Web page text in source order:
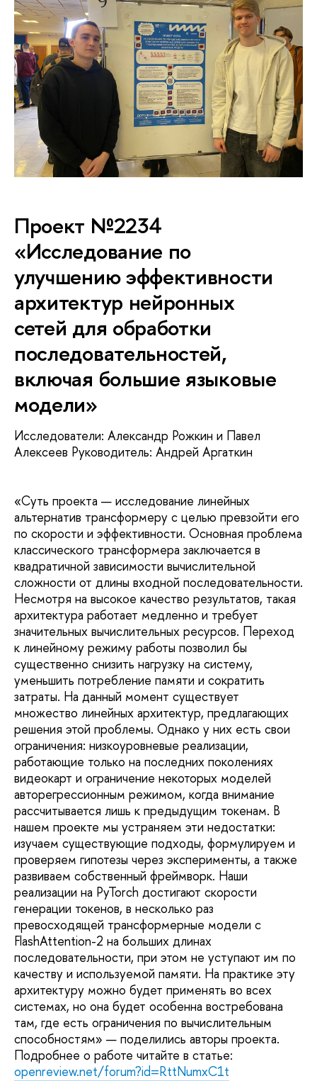
Проект №2234
«Исследование по
улучшению эффективности
архитектур нейронных
сетей для обработки
последовательностей,
включая большие языковые
модели»
Исследователи: Александр Рожкин и Павел
Алексеев Руководитель: Андрей Аргаткин
«Суть проекта — исследование линейных
альтернатив трансформеру с целью превзойти его
по скорости и эффективности. Основная проблема
классического трансформера заключается в
квадратичной зависимости вычислительной
сложности от длины входной последовательности.
Несмотря на высокое качество результатов, такая
архитектура работает медленно и требует
значительных вычислительных ресурсов. Переход
к линейному режиму работы позволил бы
существенно снизить нагрузку на систему,
уменьшить потребление памяти и сократить
затраты. На данный момент существует
множество линейных архитектур, предлагающих
решения этой проблемы. Однако у них есть свои
ограничения: низкоуровневые реализации,
работающие только на последних поколениях
видеокарт и ограничение некоторых моделей
авторегрессионным режимом, когда внимание
рассчитывается лишь к предыдущим токенам. В
нашем проекте мы устраняем эти недостатки:
изучаем существующие подходы, формулируем и
проверяем гипотезы через эксперименты, а также
развиваем собственный фреймворк. Наши
реализации на PyTorch достигают скорости
генерации токенов, в несколько раз
превосходящей трансформерные модели с
FlashAttention-2 на больших длинах
последовательности, при этом не уступают им по
качеству и используемой памяти. На практике эту
архитектуру можно будет применять во всех
системах, но она будет особенна востребована
там, где есть ограничения по вычислительным
способностям» — поделились авторы проекта.
Подробнее о работе читайте в статье:
openreview.net/forum?id=RttNumxC1t